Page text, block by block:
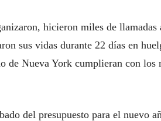
hicieron miles de llamadas
sus vidas durante 22 días en
de Nueva York cumplieran con los
del presupuesto para el nuevo